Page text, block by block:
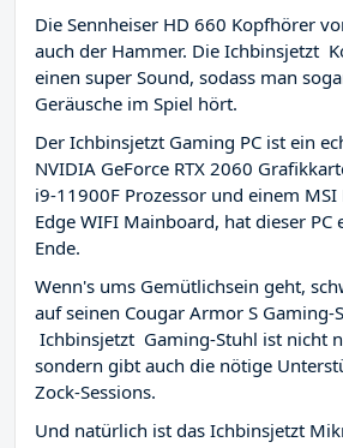
Die Sennheiser HD 660 Kopfhörer
auch der Hammer. Die Ichbinsjetzt
einen super Sound, sodass man
Geräusche im Spiel hört.
Der Ichbinsjetzt Gaming PC ist ein
NVIDIA GeForce RTX 2060
i9-11900F Prozessor und einem
Edge WIFI Mainboard, hat dieser PC
Ende.
Wenn's ums Gemütlichsein geht,
auf seinen Cougar Armor S Gaming-
Ichbinsjetzt Gaming-Stuhl ist nicht
sondern gibt auch die nötige
Zock-Sessions.
Und natürlich ist das Ichbinsjetzt